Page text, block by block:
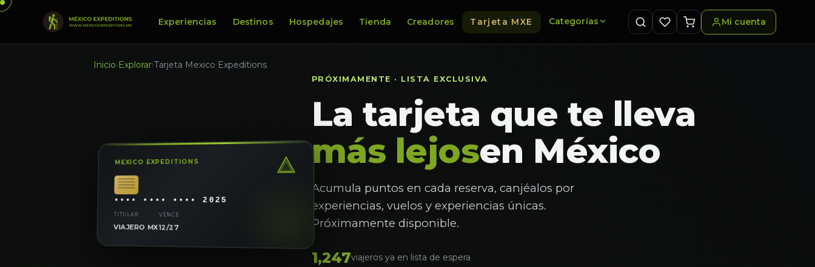
Experiencias Destinos Hospedajes Tienda Creadores Tarjeta MXE Categorías Mi cuenta
Inicio›Explorar›Tarjeta Mexico Expeditions
MEXICO EXPEDITIONS
•••• •••• •••• 2025
TITULAR
VIAJERO MX
VENCE
12/27
PRÓXIMAMENTE · LISTA EXCLUSIVA
La tarjeta que te lleva
más lejosen México
Acumula puntos en cada reserva, canjéalos por
experiencias, vuelos y experiencias únicas.
Próximamente disponible.
1,247viajeros ya en lista de espera